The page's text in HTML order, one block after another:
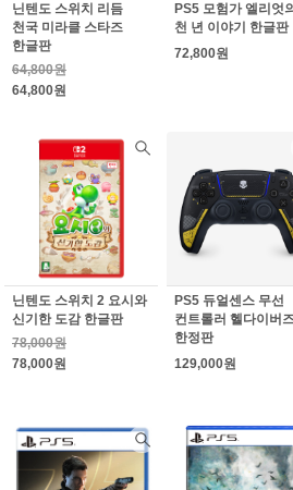
닌텐도 스위치 리듬
천국 미라클 스타즈
한글판
64,800원
64,800원
PS5 모험가 엘리엇의
천 년 이야기 한글판
72,800원
닌텐도 스위치 2 요시와
신기한 도감 한글판
78,000원
78,000원
PS5 듀얼센스 무선
컨트롤러 헬다이버
한정판
129,000원